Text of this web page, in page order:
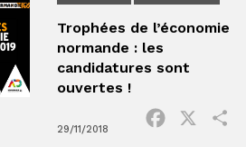
Trophées de l’économie
normande : les
candidatures sont
ouvertes !
29/11/2018
Facebook